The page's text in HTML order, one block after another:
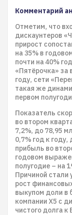
Комментарий
Отметим, что
дискаунтеров
прирост
на 35% в
почти на 40%
«Пятёрочка» за
году, сети
такая же
первом
Показатель
во втором
7,2%, до 78,95
0,7% год к
прибыль во
годовом
полугодие – на
Причиной стали
рост
выкупом доли в
компании X5 с
чистого долга к